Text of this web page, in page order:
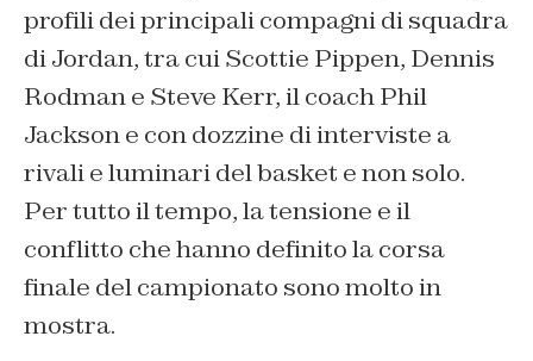
profili dei principali compagni di squadra
di Jordan, tra cui Scottie Pippen, Dennis
Rodman e Steve Kerr, il coach Phil
Jackson e con dozzine di interviste a
rivali e luminari del basket e non solo.
Per tutto il tempo, la tensione e il
conflitto che hanno definito la corsa
finale del campionato sono molto in
mostra.